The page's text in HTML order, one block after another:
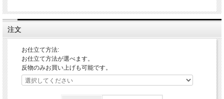
注文
お仕立て方法:
お仕立て方法が選べます。
反物のみお買い上げも可能です。